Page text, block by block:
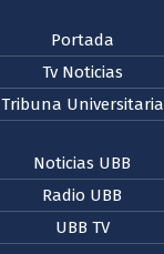
Portada
Tv Noticias
Tribuna Universitaria
Noticias UBB
Radio UBB
UBB TV